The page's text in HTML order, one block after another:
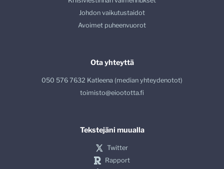
Johdon vaikutustaidot
Avoimet puheenvuorot
Ota yhteyttä
050 576 7632 Katleena (median yhteydenotot)
toimisto@eioototta.fi
Tekstejäni muualla
Twitter
Rapport